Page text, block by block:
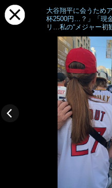
大谷翔平に会うため
杯2500円…？」「現
リ…私の“メジャー初